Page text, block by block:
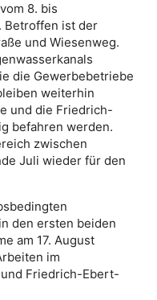
8. bis
Betroffen ist der
und Wiesenweg.
die Gewerbebetriebe
weiterhin
und die Friedrich-
befahren werden.
zwischen
Juli wieder für den
den ersten beiden
am 17. August
im
Friedrich-Ebert-